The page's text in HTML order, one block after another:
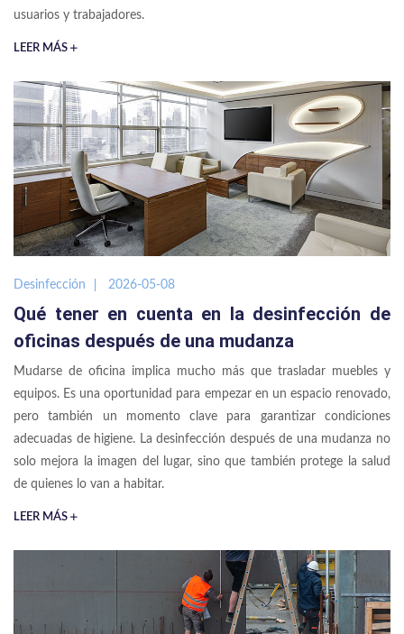
usuarios y trabajadores.
LEER MÁS
Desinfección 2026-05-08
Qué tener en cuenta en la desinfección de
oficinas después de una mudanza
Mudarse de oficina implica mucho más que trasladar muebles y
equipos. Es una oportunidad para empezar en un espacio renovado,
pero también un momento clave para garantizar condiciones
adecuadas de higiene. La desinfección después de una mudanza no
solo mejora la imagen del lugar, sino que también protege la salud
de quienes lo van a habitar.
LEER MÁS